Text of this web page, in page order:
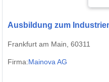
Ausbildung zum
Frankfurt am Main, 60311
Firma:Mainova AG